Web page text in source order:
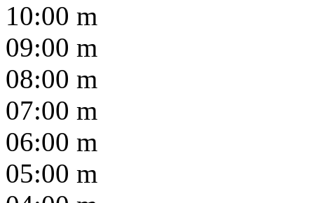
10:00 m
09:00 m
08:00 m
07:00 m
06:00 m
05:00 m